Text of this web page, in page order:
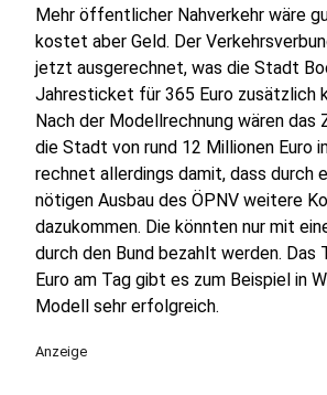
Mehr öffentlicher Nahverkehr wäre
kostet aber Geld. Der
jetzt ausgerechnet, was die Stadt
Jahresticket für 365 Euro zusätzlich
Nach der Modellrechnung wären
die Stadt von rund 12 Millionen Euro
rechnet allerdings damit, dass durch
nötigen Ausbau des ÖPNV weitere
dazukommen. Die könnten nur mit
durch den Bund bezahlt werden. Das
Euro am Tag gibt es zum Beispiel in
Modell sehr erfolgreich.
Anzeige